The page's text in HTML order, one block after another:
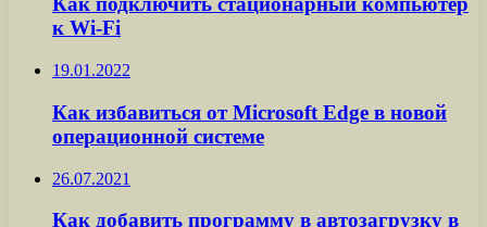
к Wi-Fi
19.01.2022
Как избавиться от Microsoft Edge в новой
операционной системе
26.07.2021
Как добавить программу в автозагрузку в